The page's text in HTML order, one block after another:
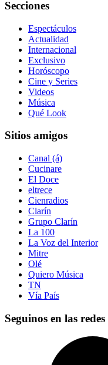
Secciones
Espectáculos
Actualidad
Internacional
Exclusivo
Horóscopo
Cine y Series
Videos
Música
Qué Look
Sitios amigos
Canal (á)
Cucinare
El Doce
eltrece
Cienradios
Clarín
Grupo Clarín
La 100
La Voz del Interior
Mitre
Olé
Quiero Música
TN
Vía País
Seguinos en las redes